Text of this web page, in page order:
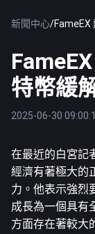
新聞中心/FameEX
特幣緩
2025-06-30
在最近的白宮記
經濟有著極大的
力。他表示強烈
成長為一個具有
方面存在著較大